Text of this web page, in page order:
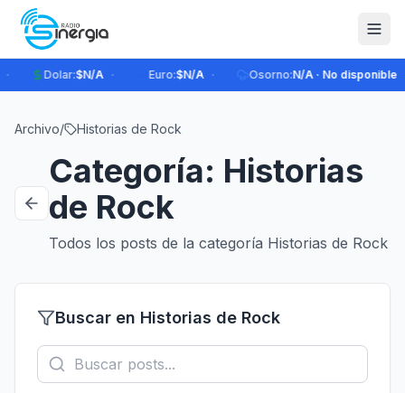
Dolar:$N/A · Euro:$N/A · Osorno:N/A · No disponible ·
Archivo/ Historias de Rock
Categoría: Historias
de Rock
Todos los posts de la categoría Historias de Rock
Buscar en Historias de Rock